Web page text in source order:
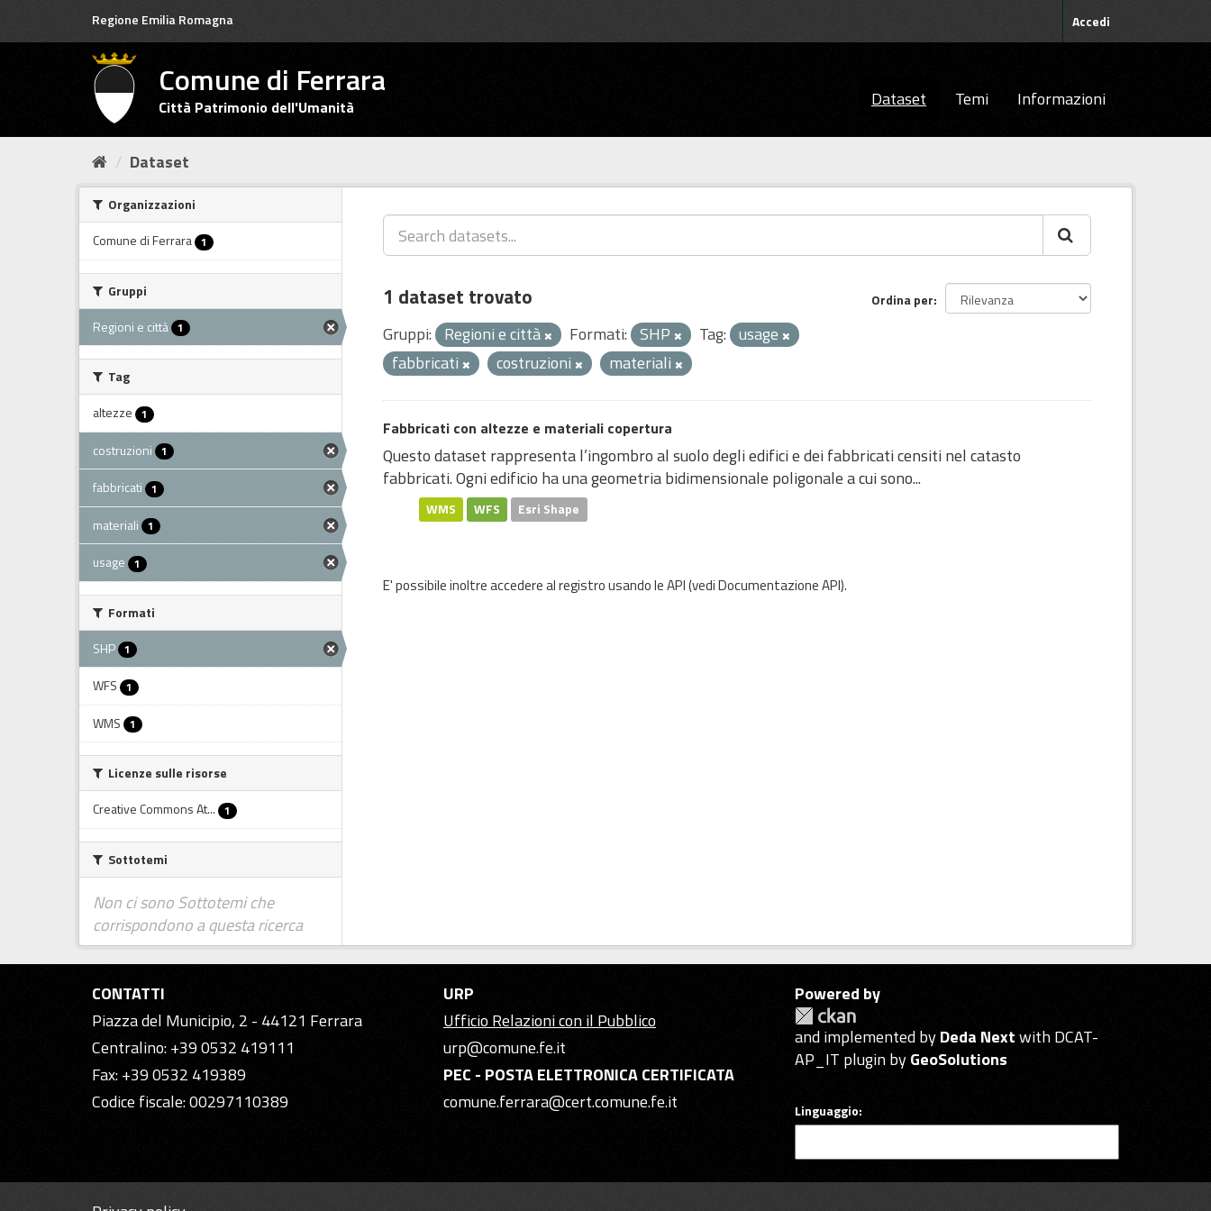
Regione Emilia Romagna Accedi
Comune di Ferrara
Città Patrimonio dell'Umanità Dataset Temi Informazioni
Dataset
Organizzazioni
Comune di Ferrara 1
Gruppi
Regioni e città 1
Tag
altezze 1
costruzioni 1
fabbricati 1
materiali 1
usage 1
Formati
SHP 1
WFS 1
WMS 1
Licenze sulle risorse
Creative Commons At... 1
Sottotemi
Non ci sono Sottotemi che
corrispondono a questa ricerca
Ordina per
1 dataset trovato
Gruppi: Regioni e città Formati: SHP Tag: usage
fabbricati
costruzioni materiali
Fabbricati con altezze e materiali copertura
Questo dataset rappresenta l’ingombro al suolo degli edifici e dei fabbricati censiti nel catasto
fabbricati. Ogni edificio ha una geometria bidimensionale poligonale a cui sono...
WMS WFS Esri Shape
E' possibile inoltre accedere al registro usando leAPI(vediDocumentazione API).
CONTATTI
Piazza del Municipio, 2 - 44121 Ferrara
Centralino: +39 0532 419111
Fax: +39 0532 419389
Codice fiscale: 00297110389
URP
Ufficio Relazioni con il Pubblico
urp@comune.fe.it
PEC - POSTA ELETTRONICA CERTIFICATA
comune.ferrara@cert.comune.fe.it
Powered by
and implemented byDeda Nextwith DCAT-
AP_IT plugin byGeoSolutions
Linguaggio